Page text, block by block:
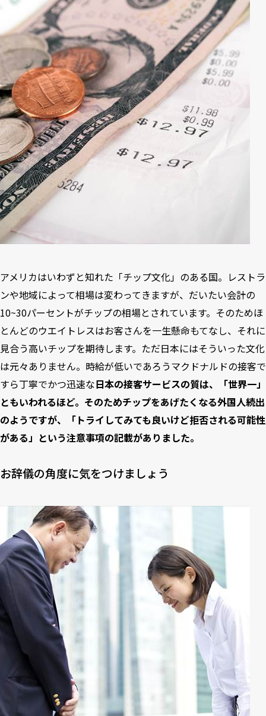
アメリカはいわずと知れた「チップ文化」のある国。レストラ
ンや地域によって相場は変わってきますが、だいたい会計の
10~30パーセントがチップの相場とされています。そのためほ
とんどのウエイトレスはお客さんを一生懸命もてなし、それに
見合う高いチップを期待します。ただ日本にはそういった文化
は元々ありません。時給が低いであろうマクドナルドの接客で
すら丁寧でかつ迅速な日本の接客サービスの質は、「世界一」
ともいわれるほど。そのためチップをあげたくなる外国人続出
のようですが、「トライしてみても良いけど拒否される可能性
がある」という注意事項の記載がありました。
お辞儀の角度に気をつけましょう